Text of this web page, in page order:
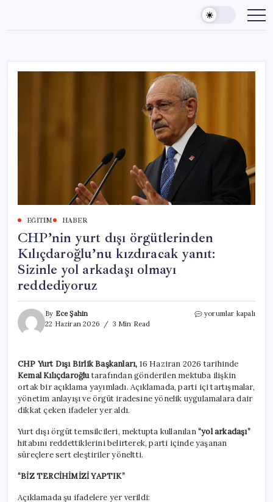
content
EĞITIM HABER
CHP’nin yurt dışı örgütlerinden
Kılıçdaroğlu’nu kızdıracak yanıt:
Sizinle yol arkadaşı olmayı
reddediyoruz
By Ece Şahin
22 Haziran 2026
3 Min Read
CHP’nin
kızdıracak
yanıt:
Sizinle
yol
reddediyoruz
için
yorumlar kapalı
CHP Yurt Dışı Birlik Başkanları, 16 Haziran 2026 tarihinde
Kemal Kılıçdaroğlutarafından gönderilen mektuba ilişkin
ortak bir açıklama yayımladı. Açıklamada, parti içi tartışmalar,
yönetim anlayışı ve örgüt iradesine yönelik uygulamalara dair
dikkat çeken ifadeler yer aldı.
Yurt dışı örgüt temsilcileri, mektupta kullanılan“yol arkadaşı”
hitabını reddettiklerini belirterek, parti içinde yaşanan
süreçlere sert eleştiriler yöneltti.
“BİZ TERCİHİMİZİ YAPTIK”
Açıklamada şu ifadelere yer verildi: